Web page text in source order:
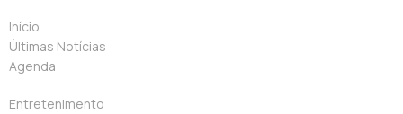
Início
Últimas Notícias
Agenda
Entretenimento